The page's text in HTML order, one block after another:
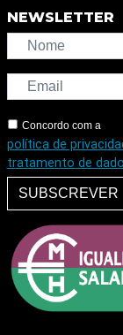
NEWSLETTER
Concordo com a
política de
tratamento de
SUBSCREVER